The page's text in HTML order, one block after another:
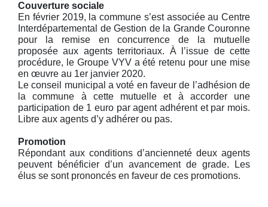
Couverture sociale
En février 2019, la commune s’est associée au Centre
Interdépartemental de Gestion de la Grande Couronne
pour la remise en concurrence de la mutuelle
proposée aux agents territoriaux. À l’issue de cette
procédure, le Groupe VYV a été retenu pour une mise
en œuvre au 1er janvier 2020.
Le conseil municipal a voté en faveur de l’adhésion de
la commune à cette mutuelle et à accorder une
participation de 1 euro par agent adhérent et par mois.
Libre aux agents d’y adhérer ou pas.
Promotion
Répondant aux conditions d’ancienneté deux agents
peuvent bénéficier d’un avancement de grade. Les
élus se sont prononcés en faveur de ces promotions.